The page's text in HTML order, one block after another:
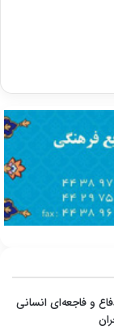
و فاجعه‌ای انسانی